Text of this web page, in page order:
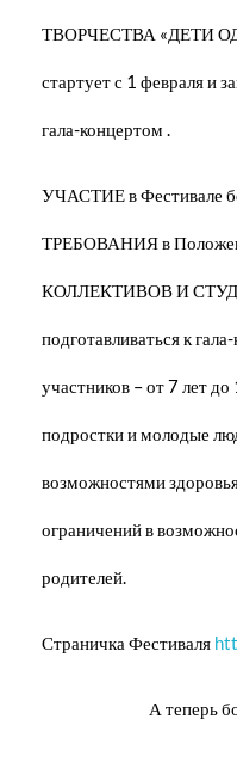
ТВОРЧЕСТВА «ДЕТИ
стартует с 1 февраля и
гала-концертом .
УЧАСТИЕ в Фестивале
ТРЕБОВАНИЯ в
КОЛЛЕКТИВОВ И
подготавливаться к
участников – от 7 лет
подростки и молодые
возможностями
ограничений в
родителей.
Страничка Фестиваля
А теперь более